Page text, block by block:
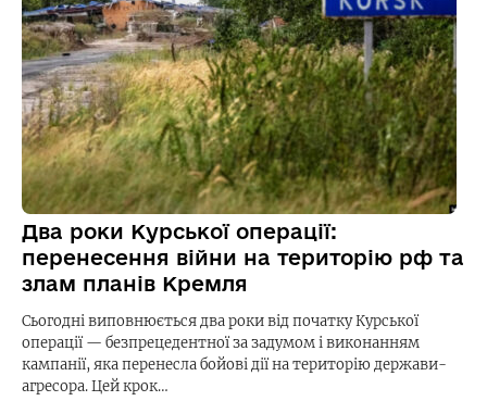
Два роки Курської операції:
перенесення війни на територію рф та
злам планів Кремля
Сьогодні виповнюється два роки від початку Курської
операції — безпрецедентної за задумом і виконанням
кампанії, яка перенесла бойові дії на територію держави-
агресора. Цей крок…